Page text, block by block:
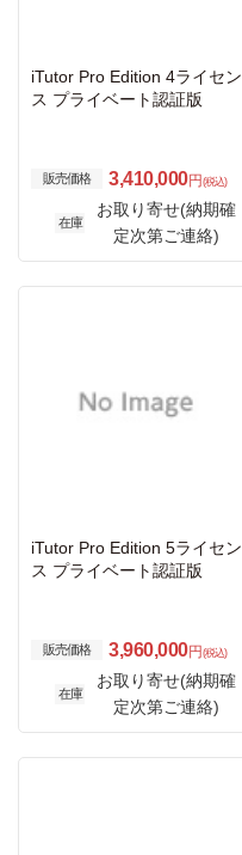
iTutor Pro Edition 4ライセン
ス プライベート認証版
販売価格 3,410,000円 (税込)
在庫
お取り寄せ(納期確
定次第ご連絡)
iTutor Pro Edition 5ライセン
ス プライベート認証版
販売価格 3,960,000円 (税込)
在庫
お取り寄せ(納期確
定次第ご連絡)